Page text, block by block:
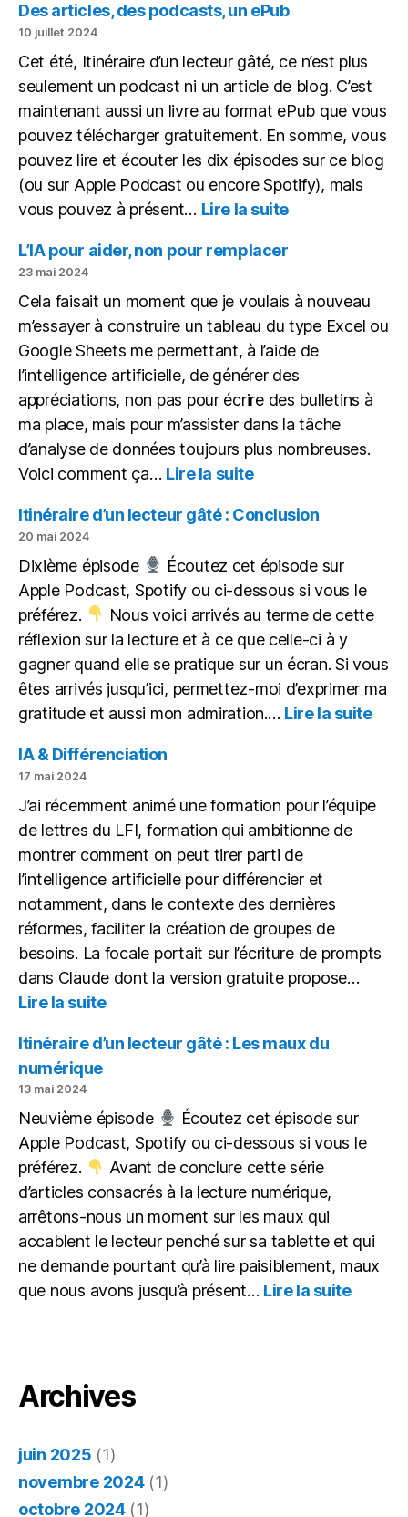
petite
sous
forme
de
vidéo
Des articles, des podcasts, un ePub
10 juillet 2024
Cet été, Itinéraire d’un lecteur gâté, ce n’est plus
seulement un podcast ni un article de blog. C’est
maintenant aussi un livre au format ePub que vous
pouvez télécharger gratuitement. En somme, vous
pouvez lire et écouter les dix épisodes sur ce blog
(ou sur Apple Podcast ou encore Spotify), mais
vous pouvez à présent… Lire la suite:
articles,
un
ePub
L’IA pour aider, non pour remplacer
23 mai 2024
Cela faisait un moment que je voulais à nouveau
m’essayer à construire un tableau du type Excel ou
Google Sheets me permettant, à l’aide de
l’intelligence artificielle, de générer des
appréciations, non pas pour écrire des bulletins à
ma place, mais pour m’assister dans la tâche
d’analyse de données toujours plus nombreuses.
Voici comment ça… Lire la suite:
pour
pour
remplacer
Itinéraire d’un lecteur gâté : Conclusion
20 mai 2024
Dixième épisode
Écoutez cet épisode sur
Apple Podcast, Spotify ou ci-dessous si vous le
préférez.
Nous voici arrivés au terme de cette
réflexion sur la lecture et à ce que celle-ci à y
gagner quand elle se pratique sur un écran. Si vous
êtes arrivés jusqu’ici, permettez-moi d’exprimer ma
gratitude et aussi mon admiration.… Lire la suite:
IA & Différenciation
17 mai 2024
J’ai récemment animé une formation pour l’équipe
de lettres du LFI, formation qui ambitionne de
montrer comment on peut tirer parti de
l’intelligence artificielle pour différencier et
notamment, dans le contexte des dernières
réformes, faciliter la création de groupes de
besoins. La focale portait sur l’écriture de prompts
dans Claude dont la version gratuite propose…
Lire la suite:
&
Différenciation
Itinéraire d’un lecteur gâté : Les maux du
numérique
13 mai 2024
Neuvième épisode
Écoutez cet épisode sur
Apple Podcast, Spotify ou ci-dessous si vous le
préférez.
Avant de conclure cette série
d’articles consacrés à la lecture numérique,
arrêtons-nous un moment sur les maux qui
accablent le lecteur penché sur sa tablette et qui
ne demande pourtant qu’à lire paisiblement, maux
que nous avons jusqu’à présent… Lire la suite:
Archives
juin 2025 (1)
novembre 2024(1)
octobre 2024(1)